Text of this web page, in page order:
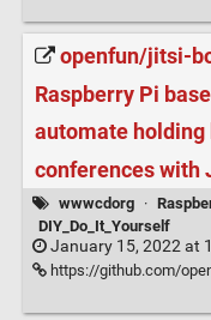
openfun/jitsi-
Raspberry Pi
automate holding
conferences with
wwwcdorg ·
DIY_Do_It_Yourself
January 15, 2022 at
https://github.com/